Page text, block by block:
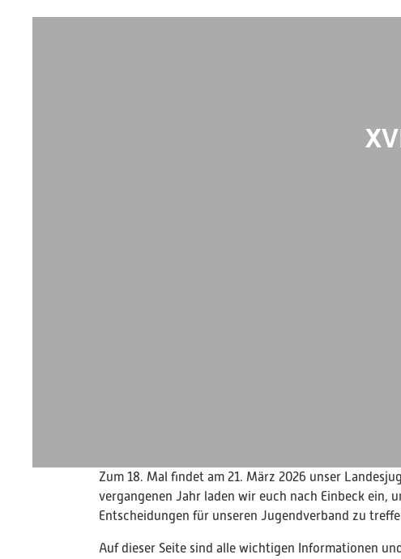
Zum 18. Mal findet am 21. März 2026 unser
vergangenen Jahr laden wir euch nach Einbeck ein,
Entscheidungen für unseren Jugendverband zu
Auf dieser Seite sind alle wichtigen Informationen